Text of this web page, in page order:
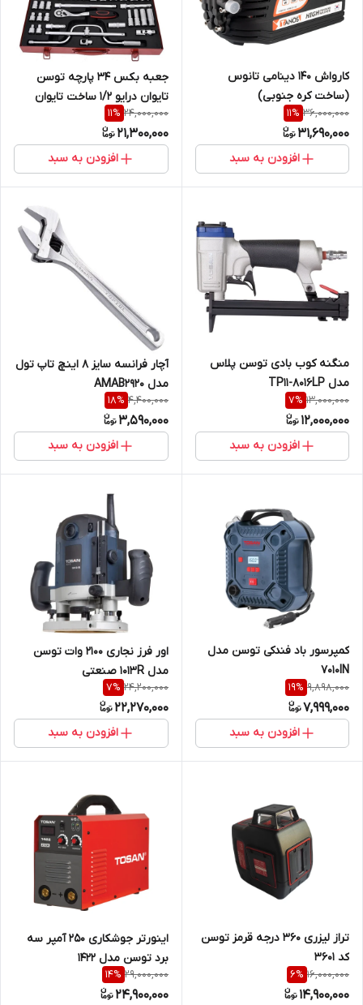
کارواش 140 دینامی تانوس
(ساخت کره جنوبی)
36,000,000
11%
31,690,000
افزودن به سبد
جعبه بکس 34 پارچه توسن
تایوان درایو 1/2 ساخت تایوان
24,000,000
11%
21,300,000
افزودن به سبد
منگنه کوب بادی توسن پلاس
مدل TP11-8016LP
13,000,000
7%
12,000,000
افزودن به سبد
آچار فرانسه سایز 8 اینچ تاپ تول
مدل AMAB2920
4,400,000
18%
3,590,000
افزودن به سبد
کمپرسور باد فندکی توسن مدل
7010IN
9,898,000
19%
7,999,000
افزودن به سبد
اور فرز نجاری 2100 وات توسن
مدل 1013R صنعتی
24,200,000
7%
22,270,000
افزودن به سبد
تراز لیزری 360 درجه قرمز توسن
کد 3601
16,000,000
6%
14,900,000
اینورتر جوشکاری 250 آمپر سه
برد توسن مدل 1422
29,000,000
14%
24,900,000